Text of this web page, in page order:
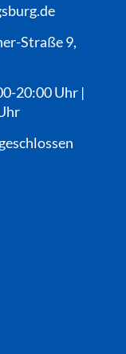
Straße 9,
20:00 Uhr |